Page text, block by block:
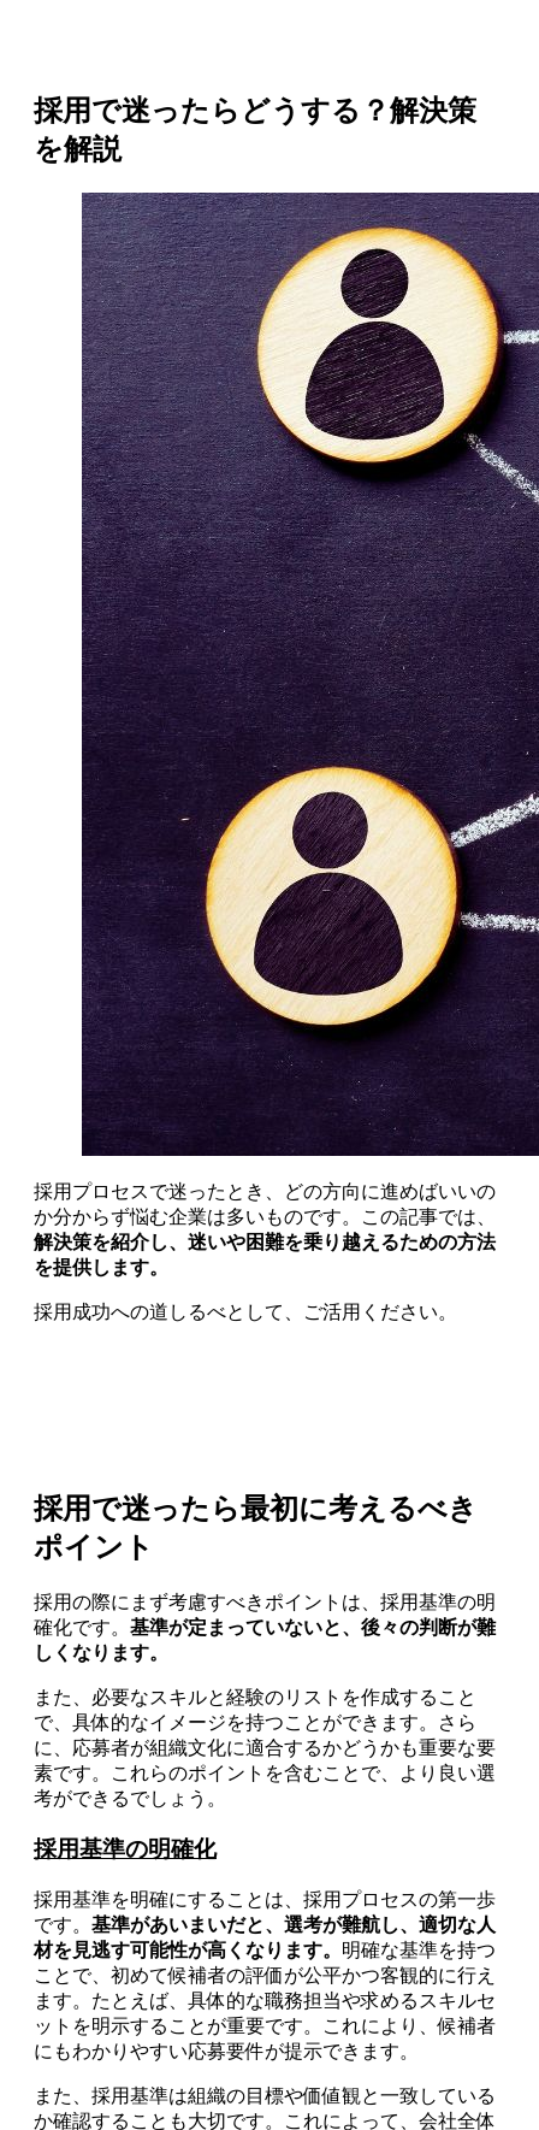
採用で迷ったらどうする？解決策
を解説
採用プロセスで迷ったとき、どの方向に進めばいいの
か分からず悩む企業は多いものです。この記事では、
解決策を紹介し、迷いや困難を乗り越えるための方法
を提供します。
採用成功への道しるべとして、ご活用ください。
採用で迷ったら最初に考えるべき
ポイント
採用の際にまず考慮すべきポイントは、採用基準の明
確化です。 基準が定まっていないと、後々の判断が難
しくなります。
また、必要なスキルと経験のリストを作成すること
で、具体的なイメージを持つことができます。さら
に、応募者が組織文化に適合するかどうかも重要な要
素です。これらのポイントを含むことで、より良い選
考ができるでしょう。
採用基準の明確化
採用基準を明確にすることは、採用プロセスの第一歩
です。 基準があいまいだと、選考が難航し、適切な人
材を見逃す可能性が高くなります。 明確な基準を持つ
ことで、初めて候補者の評価が公平かつ客観的に行え
ます。たとえば、具体的な職務担当や求めるスキルセ
ットを明示することが重要です。これにより、候補者
にもわかりやすい応募要件が提示できます。
また、採用基準は組織の目標や価値観と一致している
か確認することも大切です。これによって、会社全体